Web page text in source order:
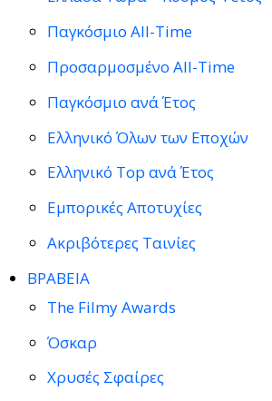
Παγκόσμιο All-Time
Προσαρμοσμένο All-Time
Παγκόσμιο ανά Έτος
Ελληνικό Όλων των Εποχών
Ελληνικό Top ανά Έτος
Εμπορικές Αποτυχίες
Ακριβότερες Ταινίες
ΒΡΑΒΕΙΑ
The Filmy Awards
Όσκαρ
Χρυσές Σφαίρες